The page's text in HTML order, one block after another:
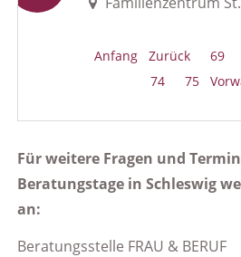
Anfang Zurück 69
74
75
Für weitere Fragen und
Beratungstage in Schleswig
an:
Beratungsstelle FRAU & BERUF